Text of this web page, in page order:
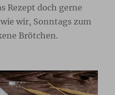
Rezept doch gerne
wir, Sonntags zum
Brötchen.